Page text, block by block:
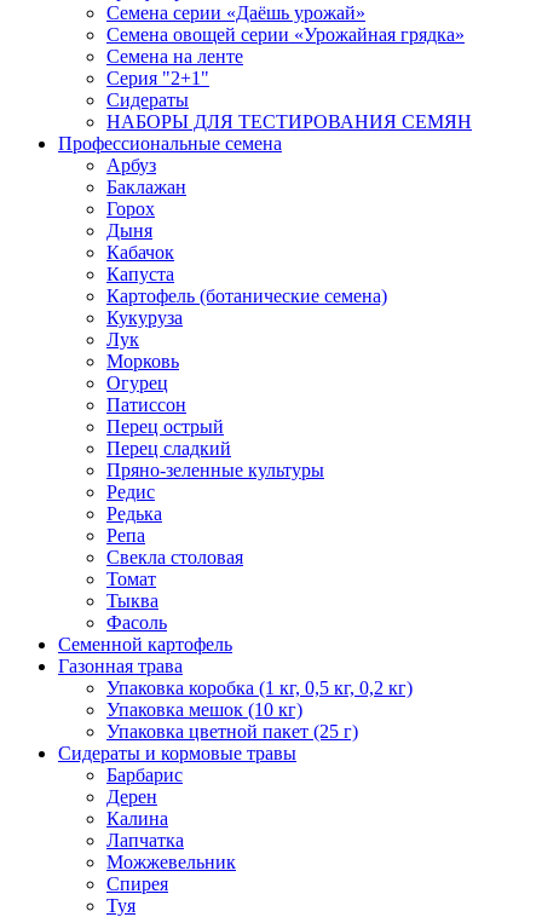
Семена серии «Даёшь урожай»
Семена овощей серии «Урожайная грядка»
Семена на ленте
Серия "2+1"
Сидераты
НАБОРЫ ДЛЯ ТЕСТИРОВАНИЯ СЕМЯН
Профессиональные семена
Арбуз
Баклажан
Горох
Дыня
Кабачок
Капуста
Картофель (ботанические семена)
Кукуруза
Лук
Морковь
Огурец
Патиссон
Перец острый
Перец сладкий
Пряно-зеленные культуры
Редис
Редька
Репа
Свекла столовая
Томат
Тыква
Фасоль
Семенной картофель
Газонная трава
Упаковка коробка (1 кг, 0,5 кг, 0,2 кг)
Упаковка мешок (10 кг)
Упаковка цветной пакет (25 г)
Сидераты и кормовые травы
Барбарис
Дерен
Калина
Лапчатка
Можжевельник
Спирея
Туя